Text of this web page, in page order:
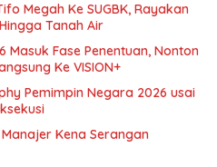
Megah Ke SUGBK, Rayakan
Tanah Air
Masuk Fase Penentuan, Nonton
Ke VISION+
Pemimpin Negara 2026 usai
Kena Serangan